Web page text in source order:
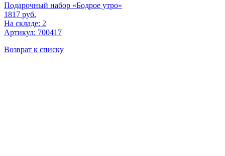
Подарочный набор «Бодрое утро»
1817 руб.
На складе: 2
Артикул: 700417
Возврат к списку